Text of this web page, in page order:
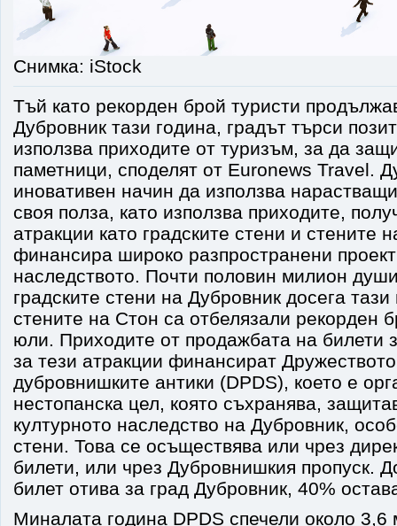
Снимка: iStock
Тъй като рекорден брой туристи
Дубровник тази година, градът търси
използва приходите от туризъм, за да
паметници, споделят от Euronews Travel.
иновативен начин да използва
своя полза, като използва приходите,
атракции като градските стени и стените
финансира широко разпространени
наследството. Почти половин милион
градските стени на Дубровник досега тази
стените на Стон са отбелязали рекорден
юли. Приходите от продажбата на билети
за тези атракции финансират
дубровнишките антики (DPDS), което е
нестопанска цел, която съхранява,
културното наследство на Дубровник,
стени. Това се осъществява или чрез
билети, или чрез Дубровнишкия пропуск.
билет отива за град Дубровник, 40%
Миналата година DPDS спечели около 3,6